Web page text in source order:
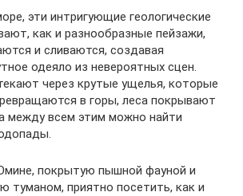
эти интригующие геологические
как и разнообразные пейзажи,
и сливаются, создавая
одеяло из невероятных сцен.
через крутые ущелья, которые
в горы, леса покрывают
между всем этим можно найти
покрытую пышной фауной и
туманом, приятно посетить, как и